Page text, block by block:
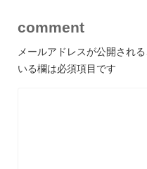
comment
メールアドレスが公開され
いる欄は必須項目です